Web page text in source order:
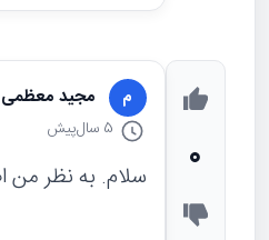
0
م مجید معظمی
5 سال پیش
سلام. به نظر من